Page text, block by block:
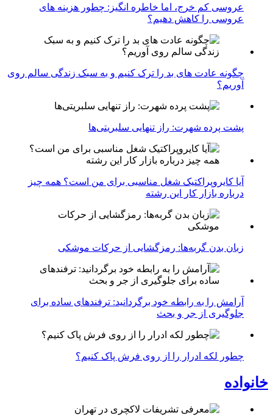
عروسی کم خرج، اما خاطره انگیز: چطور هزینه های
عروسی را کاهش دهیم؟
چگونه عادت‌ های بد را ترک کنیم و به سبک زندگی سالم روی
آوریم؟
پشت پرده شهرت: راز تنهایی سلبریتی‌ها
آیا کایروپراکتیک شغل مناسبی برای من است؟ همه چیز
درباره بازار کار این رشته
زبان بدن گربه‌ها: رمزگشایی از حرکات موشکی
آرامش را به رابطه خود برگردانید: ترفندهای ساده برای
جلوگیری از جر و بحث
چطور لکه ادرار را از روی فرش پاک کنیم؟
خانواده